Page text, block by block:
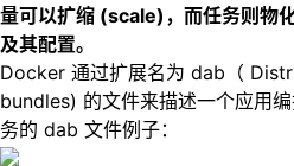
量可以扩缩 (scale)，而任务则物
及其配置。
Docker 通过扩展名为 dab（
bundles) 的文件来描述一个应用
务的 dab 文件例子：